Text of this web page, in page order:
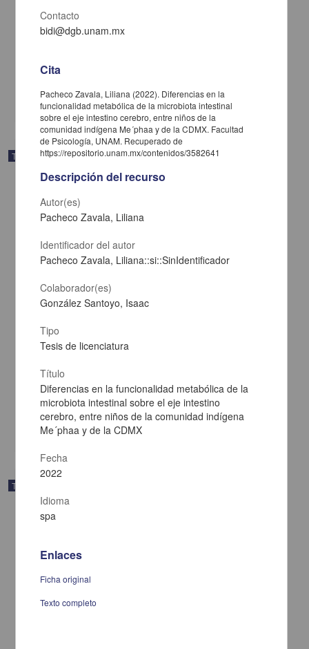
El pensamiento subjuntivo en la narrativa de "El Nuevo Cine
Mexicano": una revisión de perspectivas psicosociales y culturales
Trabajo de grado
personas diagnosticadas con parálisis cerebral
Rojas Rendón, Reyna Rosa Leonor
Ciencias Sociales y Económicas,Medicina y Ciencias de la Salud
Trabajo de grado
Contacto
bidi@dgb.unam.mx
Cita
Pacheco Zavala, Liliana (2022). Diferencias en la
funcionalidad metabólica de la microbiota intestinal
sobre el eje intestino cerebro, entre niños de la
comunidad indígena Me´phaa y de la CDMX. Facultad
de Psicología, UNAM. Recuperado de
https://repositorio.unam.mx/contenidos/3582641
Descripción del recurso
Autor(es)
Pacheco Zavala, Liliana
Identificador del autor
Pacheco Zavala, Liliana::si::SinIdentificador
Colaborador(es)
González Santoyo, Isaac
Tipo
Tesis de licenciatura
Título
Diferencias en la funcionalidad metabólica de la
microbiota intestinal sobre el eje intestino
cerebro, entre niños de la comunidad indígena
Me´phaa y de la CDMX
Fecha
2022
Idioma
spa
Enlaces
Ficha original
Texto completo